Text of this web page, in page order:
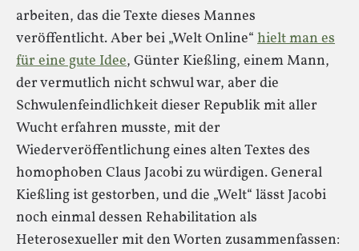
arbeiten, das die Texte dieses Mannes
veröffentlicht. Aber bei „Welt Online“ hielt man es
für eine gute Idee, Günter Kießling, einem Mann,
der vermutlich nicht schwul war, aber die
Schwulenfeindlichkeit dieser Republik mit aller
Wucht erfahren musste, mit der
Wiederveröffentlichung eines alten Textes des
homophoben Claus Jacobi zu würdigen. General
Kießling ist gestorben, und die „Welt“ lässt Jacobi
noch einmal dessen Rehabilitation als
Heterosexueller mit den Worten zusammenfassen: